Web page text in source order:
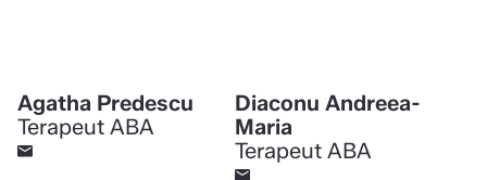
Agatha Predescu
Terapeut ABA
Diaconu Andreea-
Maria
Terapeut ABA